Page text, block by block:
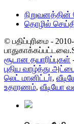
தொழில்
© பதிப்புரிமை -
சூடான தயாரிப்புகள்
புதிய வாழ்த்து
லெட் மானிட்டர்,
உதாரணம், வீடியோ